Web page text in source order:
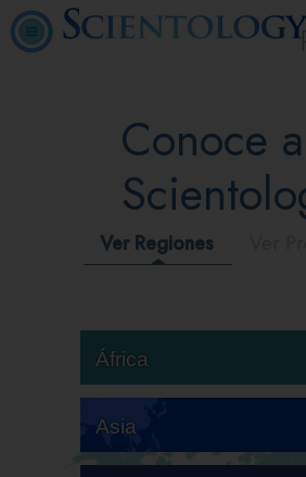
Conoce
Ver Regiones
África
Asia